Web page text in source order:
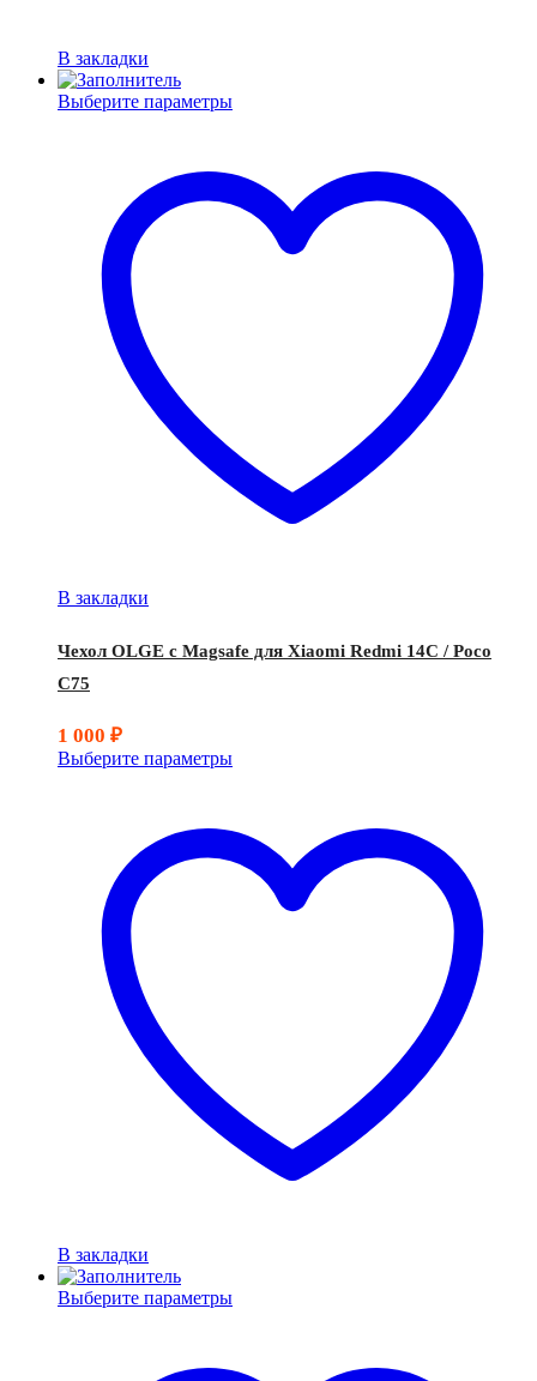
В закладки
Выберите параметры
В закладки
Чехол OLGE с Magsafe для Xiaomi Redmi 14C / Poco
C75
1 000 ₽
Выберите параметры
В закладки
Выберите параметры